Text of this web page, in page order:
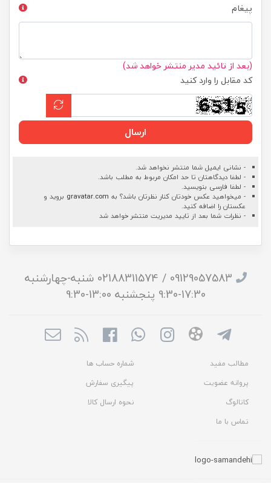
پیغام
(بعد از تائید مدیر منتشر خواهد شد)
کد مقابل را وارد کنید
ارسال
- نشانی ایمیل شما منتشر نخواهد شد.
- لطفا دیدگاهتان تا حد امکان مربوط به مطلب باشد.
- لطفا فارسی بنویسید.
- میخواهید عکس خودتان کنار نظرتان باشد؟ به gravatar.com بروید و
عکستان را اضافه کنید.
- نظرات شما بعد از تایید مدیریت منتشر خواهد شد
09129057583 / 02188311574 شنبه-چهارشنبه
17:30-9:30 پنجشنبه 13:00-9:30
مطالب مفید
شماره حساب ها
پروانه عضویت
پیگیری سفارش
کاتالوگ
نحوه ارسال کالا
تماس با ما